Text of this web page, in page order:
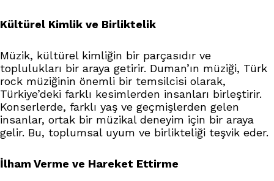
Kültürel Kimlik ve Birliktelik
Müzik, kültürel kimliğin bir parçasıdır ve
toplulukları bir araya getirir. Duman’ın müziği, Türk
rock müziğinin önemli bir temsilcisi olarak,
Türkiye’deki farklı kesimlerden insanları birleştirir.
Konserlerde, farklı yaş ve geçmişlerden gelen
insanlar, ortak bir müzikal deneyim için bir araya
gelir. Bu, toplumsal uyum ve birlikteliği teşvik eder.
İlham Verme ve Hareket Ettirme